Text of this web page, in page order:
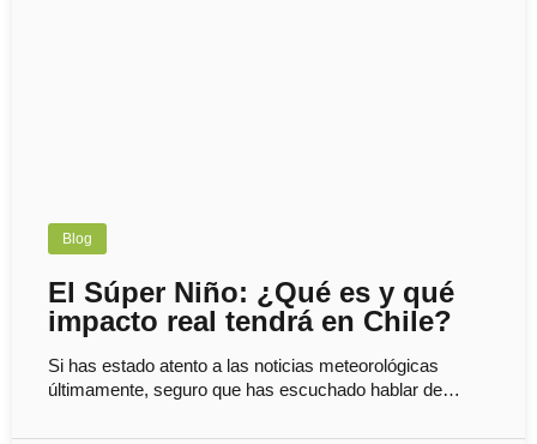
Blog
El Súper Niño: ¿Qué es y qué
impacto real tendrá en Chile?
Si has estado atento a las noticias meteorológicas
últimamente, seguro que has escuchado hablar de…